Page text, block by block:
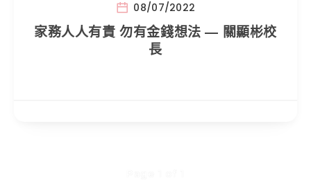
08/07/2022
家務人人有責 勿有金錢想法 — 關顯彬校
長